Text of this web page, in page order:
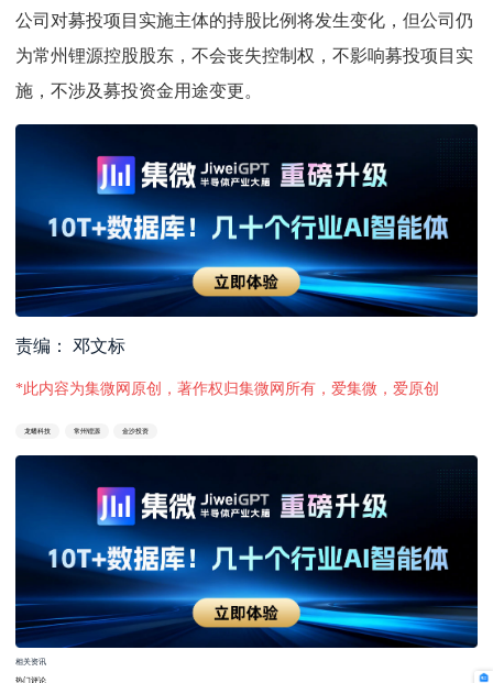
公司对募投项目实施主体的持股比例将发生变化，但公司仍
为常州锂源控股股东，不会丧失控制权，不影响募投项目实
施，不涉及募投资金用途变更。
责编： 邓文标
*此内容为集微网原创，著作权归集微网所有，爱集微，爱原创
龙蟠科技 常州锂源 金沙投资
相关资讯
热门评论